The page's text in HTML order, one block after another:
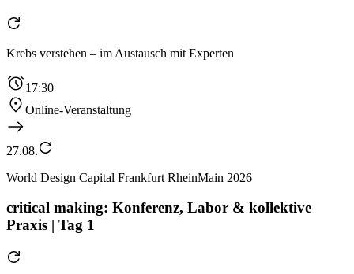
Krebs verstehen – im Austausch mit Experten
17:30
Online-Veranstaltung
27.08.
World Design Capital Frankfurt RheinMain 2026
critical making: Konferenz, Labor & kollektive
Praxis | Tag 1